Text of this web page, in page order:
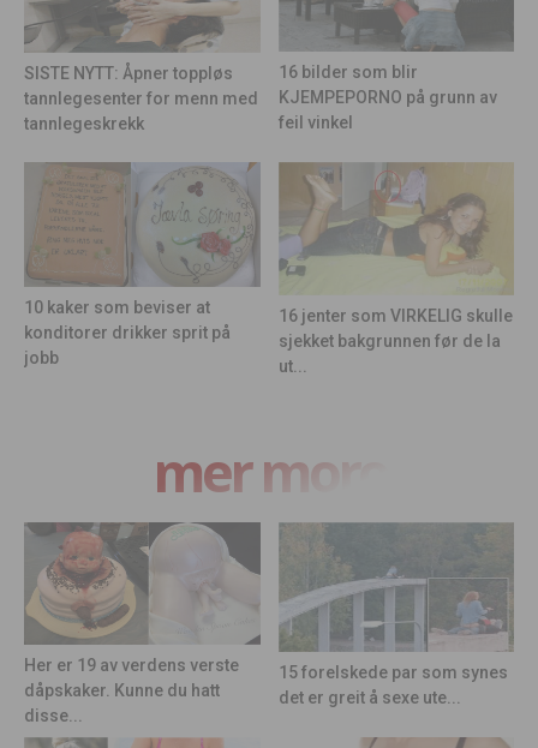
SISTE NYTT: Åpner toppløs
tannlegesenter for menn med
tannlegeskrekk
16 bilder som blir
KJEMPEPORNO på grunn av
feil vinkel
10 kaker som beviser at
konditorer drikker sprit på
jobb
16 jenter som VIRKELIG skulle
sjekket bakgrunnen før de la
ut...
mer moro
Her er 19 av verdens verste
dåpskaker. Kunne du hatt
disse...
15 forelskede par som synes
det er greit å sexe ute...